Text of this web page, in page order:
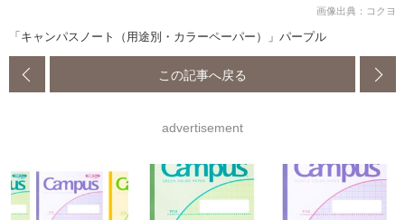
画像出典：コクヨ
「キャンパスノート（用途別・カラーペーパー）」パープル
この記事へ戻る
advertisement